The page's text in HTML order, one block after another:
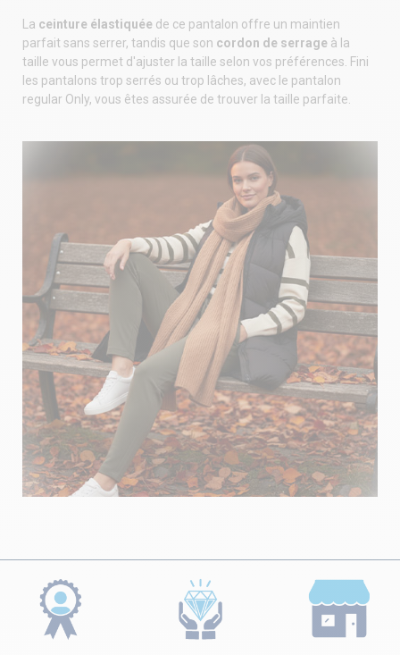
La ceinture élastiquée de ce pantalon offre un maintien
parfait sans serrer, tandis que son cordon de serrage à la
taille vous permet d'ajuster la taille selon vos préférences. Fini
les pantalons trop serrés ou trop lâches, avec le pantalon
regular Only, vous êtes assurée de trouver la taille parfaite.